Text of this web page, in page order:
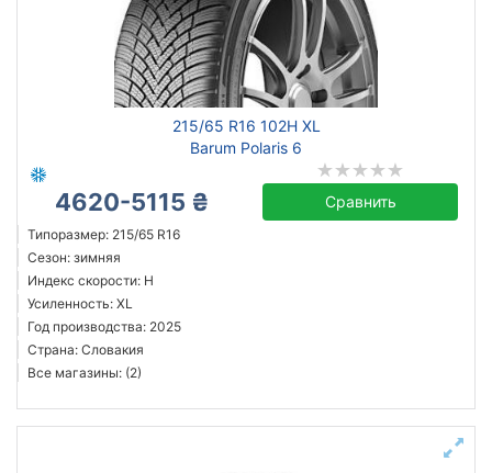
215/65 R16 102H XL
Barum Polaris 6
4620-5115 ₴ Сравнить
Типоразмер: 215/65 R16
Сезон: зимняя
Индекс скорости: H
Усиленность: XL
Год производства: 2025
Страна: Словакия
Все магазины: (2)